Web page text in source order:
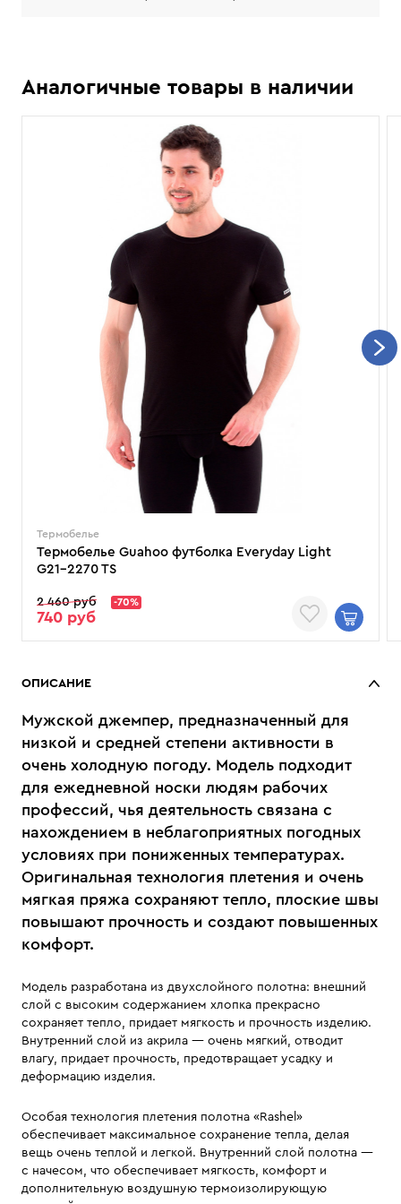
Аналогичные товары в наличии
Термобелье
Термобелье Guahoo футболка Everyday Light
G21-2270 TS
2 460 руб -70%
740 руб
ОПИСАНИЕ
Мужской джемпер, предназначенный для
низкой и средней степени активности в
очень холодную погоду. Модель подходит
для ежедневной носки людям рабочих
профессий, чья деятельность связана с
нахождением в неблагоприятных погодных
условиях при пониженных температурах.
Оригинальная технология плетения и очень
мягкая пряжа сохраняют тепло, плоские швы
повышают прочность и создают повышенных
комфорт.
Модель разработана из двухслойного полотна: внешний
слой с высоким содержанием хлопка прекрасно
сохраняет тепло, придает мягкость и прочность изделию.
Внутренний слой из акрила — очень мягкий, отводит
влагу, придает прочность, предотвращает усадку и
деформацию изделия.
Особая технология плетения полотна «Rashel»
обеспечивает максимальное сохранение тепла, делая
вещь очень теплой и легкой. Внутренний слой полотна —
с начесом, что обеспечивает мягкость, комфорт и
дополнительную воздушную термоизолирующую